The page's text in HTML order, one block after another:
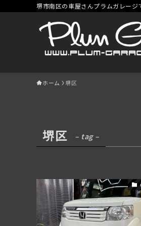
堺市南区の車屋さんプラムガレー
ホーム 堺区
堺区 – tag –